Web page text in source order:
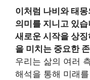
이처럼 나비와 태
의미를 지니고 있
새로운 시작을 상
을 미치는 중요한
우리는 삶의 여러
해석을 통해 미래